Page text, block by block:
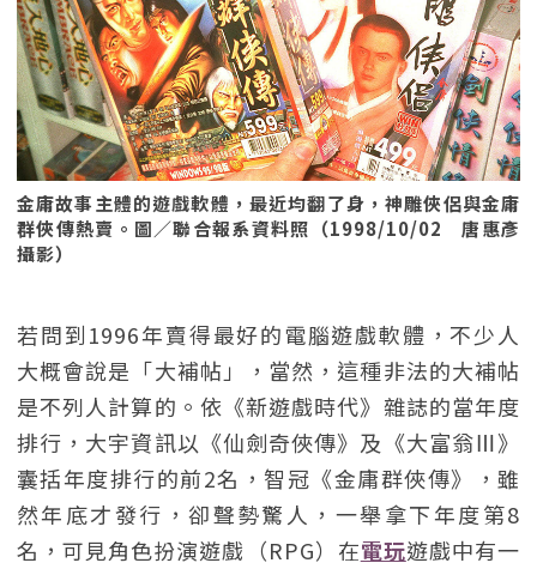
金庸故事主體的遊戲軟體，最近均翻了身，神雕俠侶與金庸
群俠傳熱賣。圖／聯合報系資料照（1998/10/02 唐惠彥
攝影）
若問到1996年賣得最好的電腦遊戲軟體，不少人
大概會說是「大補帖」，當然，這種非法的大補帖
是不列人計算的。依《新遊戲時代》雜誌的當年度
排行，大宇資訊以《仙劍奇俠傳》及《大富翁Ⅲ》
囊括年度排行的前2名，智冠《金庸群俠傳》，雖
然年底才發行，卻聲勢驚人，一舉拿下年度第8
名，可見角色扮演遊戲（RPG）在電玩遊戲中有一